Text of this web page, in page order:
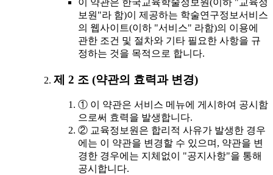
보원"라 함)이 제공하는 학술연구정보서비스
의 웹사이트(이하 "서비스" 라함)의 이용에
관한 조건 및 절차와 기타 필요한 사항을 규
정하는 것을 목적으로 합니다.
제 2 조 (약관의 효력과 변경)
① 이 약관은 서비스 메뉴에 게시하여 공시함
으로써 효력을 발생합니다.
② 교육정보원은 합리적 사유가 발생한 경우
에는 이 약관을 변경할 수 있으며, 약관을 변
경한 경우에는 지체없이 "공지사항"을 통해
공시합니다.